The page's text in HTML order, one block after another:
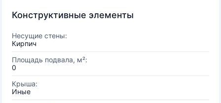
Конструктивные элементы
Несущие стены:
Кирпич
Площадь подвала, м²:
0
Крыша:
Иные